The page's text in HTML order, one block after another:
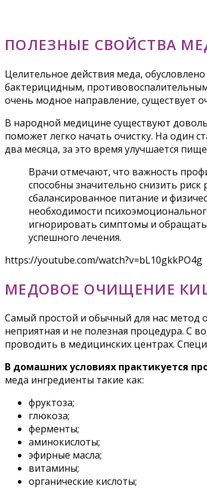
ПОЛЕЗНЫЕ СВОЙСТВА
Целительное действия меда,
бактерицидным,
очень модное направление, существует
В народной медицине существуют
поможет легко начать очистку. На один
два месяца, за это время улучшается
Врачи отмечают, что важность
способны значительно снизить
сбалансированное питание и
необходимости
игнорировать симптомы и
успешного лечения.
https://youtube.com/watch?v=bL10gkkPO4g
МЕДОВОЕ ОЧИЩЕНИЕ
Самый простой и обычный для нас метод
неприятная и не полезная процедура. С
проводить в медицинских центрах.
В домашних условиях практикуется
меда ингредиенты такие как:
фруктоза;
глюкоза;
ферменты;
аминокислоты;
эфирные масла;
витамины;
органические кислоты;